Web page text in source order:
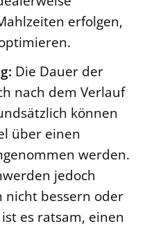
erfolgen,
Die Dauer der
nach dem Verlauf
können
über einen
werden.
jedoch
nicht bessern oder
es ratsam, einen